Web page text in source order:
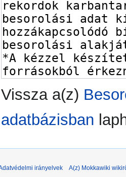
Vissza a(z)
adatbázisban
irányelvek A(z) Mokkawiki